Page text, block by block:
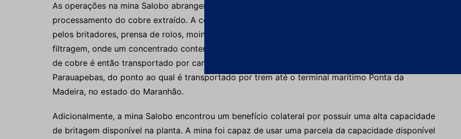
As operações na mina Salobo abrangem a produção da mina a céu aberto e também o
processamento do cobre extraído. A configuração do processo envolve a passagem do material
pelos britadores, prensa de rolos, moinhos, ciclones e, finalmente, pelas áreas de flotação e
filtragem, onde um concentrado contendo entre 36 a 40% de cobre é produzido. O concentrado
de cobre é então transportado por caminhões até o terminal ferroviário existente em
Parauapebas, do ponto ao qual é transportado por trem até o terminal marítimo Ponta da
Madeira, no estado do Maranhão.
Adicionalmente, a mina Salobo encontrou um benefício colateral por possuir uma alta capacidade
de britagem disponível na planta. A mina foi capaz de usar uma parcela da capacidade disponível